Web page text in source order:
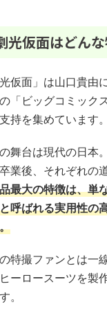
光仮面はどん
光仮面」は山口貴
「ビッグコミック
持を集めています。
舞台は現代の日本
業後、それぞれの
最大の特徴は、単
呼ばれる実用性の
特撮ファンとは一
ーロースーツを製
。